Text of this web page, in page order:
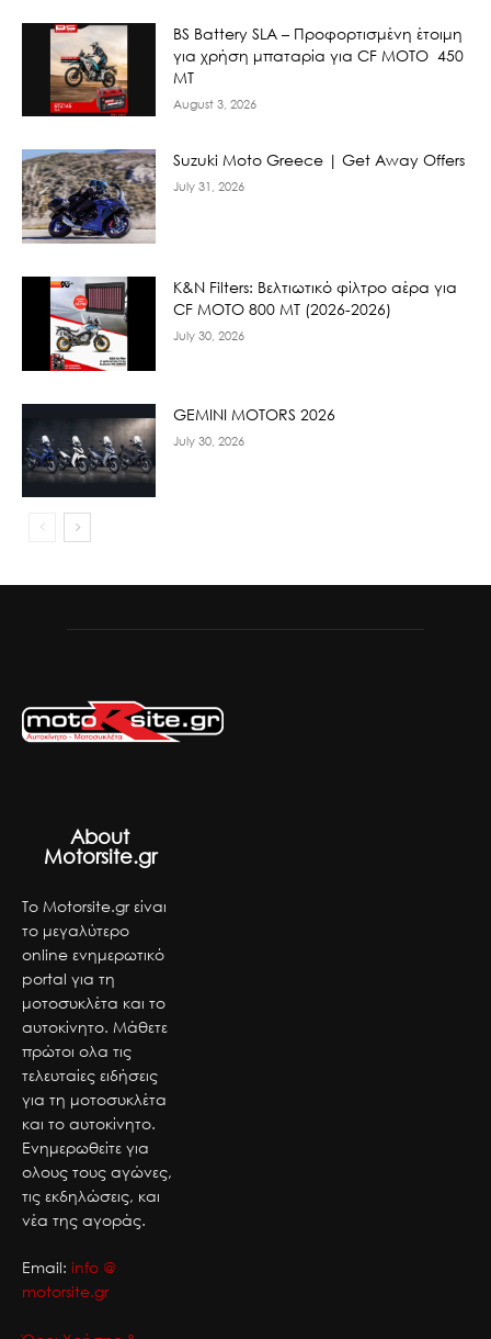
BS Battery SLA – Προφορτισμένη έτοιμη
για χρήση μπαταρία για CF MOTO 450
MT
August 3, 2026
Suzuki Moto Greece | Get Away Offers
July 31, 2026
K&N Filters: Βελτιωτικό φίλτρο αέρα για
CF ΜΟΤΟ 800 ΜΤ (2026-2026)
July 30, 2026
GEMINI MOTORS 2026
July 30, 2026
About
Motorsite.gr
Το Motorsite.gr είναι
το μεγαλύτερο
online ενημερωτικό
portal για τη
μοτοσυκλέτα και το
αυτοκίνητο. Μάθετε
πρώτοι ολα τις
τελευταίες ειδήσεις
για τη μοτοσυκλέτα
και το αυτοκίνητο.
Ενημερωθείτε για
ολους τους αγώνες,
τις εκδηλώσεις, και
νέα της αγοράς.
Email: info @
motorsite.gr